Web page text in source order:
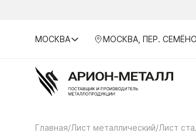
МОСКВА МОСКВА, ПЕР.
Главная/Лист металлический/Лист